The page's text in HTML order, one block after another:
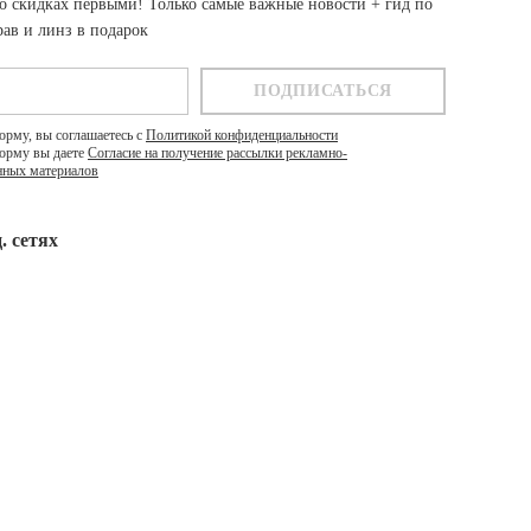
cетях
скидках первыми! Только самые важные новости + гид по
и линз в подарок
вы соглашаетесь с Политикой конфиденциальности
вы даете Согласие на получение рассылки рекламно-
материалов